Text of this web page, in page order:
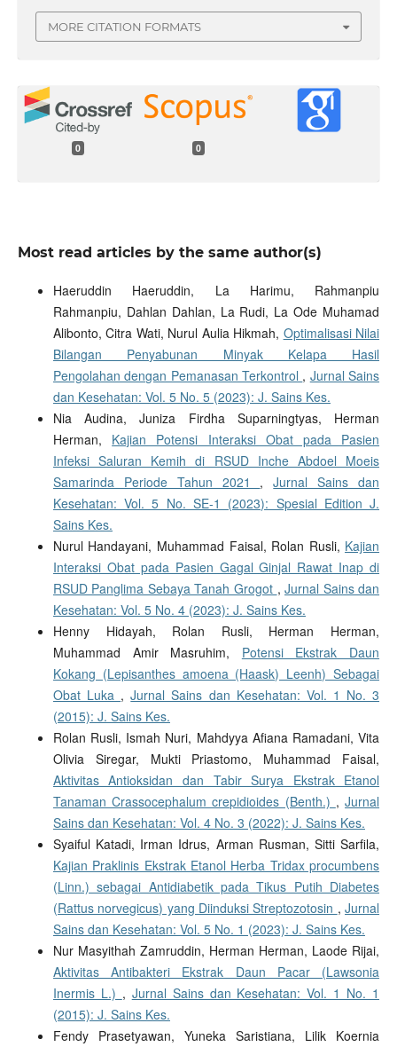
MORE CITATION FORMATS
0 0
Most read articles by the same author(s)
Haeruddin Haeruddin, La Harimu, Rahmanpiu
Rahmanpiu, Dahlan Dahlan, La Rudi, La Ode Muhamad
Alibonto, Citra Wati, Nurul Aulia Hikmah, Optimalisasi Nilai
Bilangan Penyabunan Minyak Kelapa Hasil
Pengolahan dengan Pemanasan Terkontrol , Jurnal Sains
dan Kesehatan: Vol. 5 No. 5 (2023): J. Sains Kes.
Nia Audina, Juniza Firdha Suparningtyas, Herman
Herman, Kajian Potensi Interaksi Obat pada Pasien
Infeksi Saluran Kemih di RSUD Inche Abdoel Moeis
Samarinda Periode Tahun 2021 ,Jurnal Sains dan
Kesehatan: Vol. 5 No. SE-1 (2023): Spesial Edition J.
Sains Kes.
Nurul Handayani, Muhammad Faisal, Rolan Rusli, Kajian
Interaksi Obat pada Pasien Gagal Ginjal Rawat Inap di
RSUD Panglima Sebaya Tanah Grogot ,Jurnal Sains dan
Kesehatan: Vol. 5 No. 4 (2023): J. Sains Kes.
Henny Hidayah, Rolan Rusli, Herman Herman,
Muhammad Amir Masruhim, Potensi Ekstrak Daun
Kokang (Lepisanthes amoena (Haask) Leenh) Sebagai
Obat Luka ,Jurnal Sains dan Kesehatan: Vol. 1 No. 3
(2015): J. Sains Kes.
Rolan Rusli, Ismah Nuri, Mahdyya Afiana Ramadani, Vita
Olivia Siregar, Mukti Priastomo, Muhammad Faisal,
Aktivitas Antioksidan dan Tabir Surya Ekstrak Etanol
Tanaman Crassocephalum crepidioides (Benth.) ,Jurnal
Sains dan Kesehatan: Vol. 4 No. 3 (2022): J. Sains Kes.
Syaiful Katadi, Irman Idrus, Arman Rusman, Sitti Sarfila,
Kajian Praklinis Ekstrak Etanol Herba Tridax procumbens
(Linn.) sebagai Antidiabetik pada Tikus Putih Diabetes
(Rattus norvegicus) yang Diinduksi Streptozotosin ,Jurnal
Sains dan Kesehatan: Vol. 5 No. 1 (2023): J. Sains Kes.
Nur Masyithah Zamruddin, Herman Herman, Laode Rijai,
Aktivitas Antibakteri Ekstrak Daun Pacar (Lawsonia
Inermis L.) , Jurnal Sains dan Kesehatan: Vol. 1 No. 1
(2015): J. Sains Kes.
Fendy Prasetyawan, Yuneka Saristiana, Lilik Koernia